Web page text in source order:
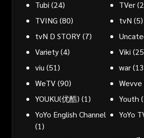
Tubi (24) TVer
TVING (80) tvN (5)
tvN D STORY(7)
Variety(4) Viki
viu (51) war
WeTV(90) Wevve
YOUKU(优酷) (1) Youth
YoYo English Channel
(1)
YoYo